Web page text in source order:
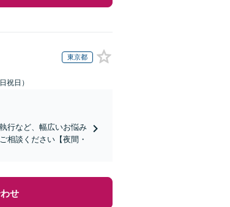
東京都
祝日）
行など、幅広いお悩み
相談ください【夜間・
せ